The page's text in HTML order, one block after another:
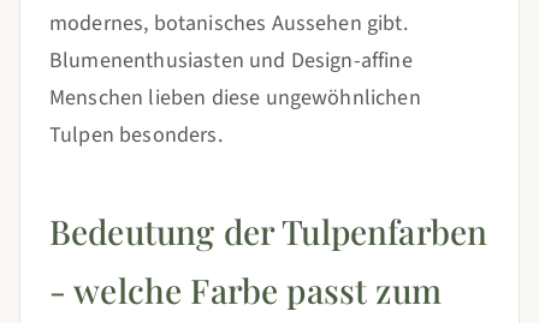
modernes, botanisches Aussehen gibt.
Blumenenthusiasten und Design-affine
Menschen lieben diese ungewöhnlichen
Tulpen besonders.
Bedeutung der Tulpenfarben
- welche Farbe passt zum